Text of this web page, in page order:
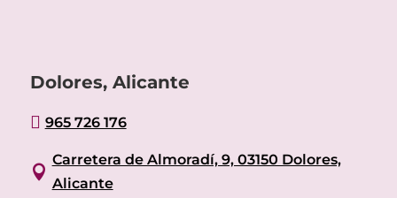
Dolores, Alicante
 965 726 176

Carretera de Almoradí, 9, 03150 Dolores,
Alicante